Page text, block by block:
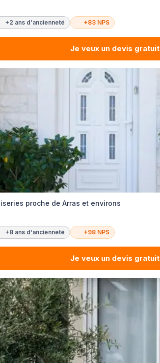
+2 ans d'ancienneté +83 NPS
Je veux un devis gratuit
proche de Arras et environs
+8 ans d'ancienneté +98 NPS
Je veux un devis gratuit